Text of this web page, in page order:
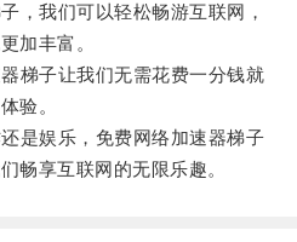
我们可以轻松畅游互联网，
加丰富。
子让我们无需花费一分钱就
验。
娱乐，免费网络加速器梯子
畅享互联网的无限乐趣。